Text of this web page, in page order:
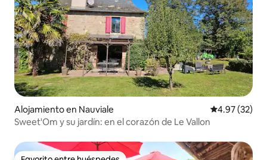
Alojamiento en Nauviale Calificación
4.97 (32)
Sweet'Om y su jardín: en el corazón de Le Vallon